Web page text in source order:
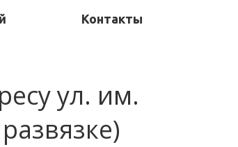
Контакты
ул. им.